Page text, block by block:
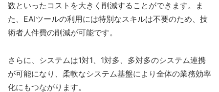
数といったコストを大きく削減することができます。ま
た、EAIツールの利用には特別なスキルは不要のため、技
術者人件費の削減が可能です。
さらに、システムは1対1、1対多、多対多のシステム連携
が可能になり、柔軟なシステム基盤により全体の業務効率
化にもつながります。